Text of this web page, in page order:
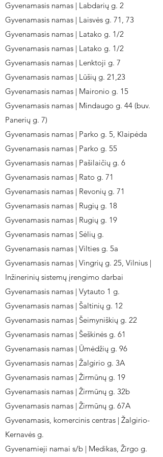
Gyvenamasis namas | Labdarių g. 2
Gyvenamasis namas | Laisvės g. 71, 73
Gyvenamasis namas | Latako g. 1/2
Gyvenamasis namas | Latako g. 1/2
Gyvenamasis namas | Lenktoji g. 7
Gyvenamasis namas | Lūšių g. 21,23
Gyvenamasis namas | Maironio g. 15
Gyvenamasis namas | Mindaugo g. 44 (buv.
Panerių g. 7)
Gyvenamasis namas | Parko g. 5, Klaipėda
Gyvenamasis namas | Parko g. 55
Gyvenamasis namas | Pašilaičių g. 6
Gyvenamasis namas | Rato g. 71
Gyvenamasis namas | Revonių g. 71
Gyvenamasis namas | Rugių g. 18
Gyvenamasis namas | Rugių g. 19
Gyvenamasis namas | Sėlių g.
Gyvenamasis namas | Vilties g. 5a
Gyvenamasis namas | Vingrių g. 25, Vilnius |
Inžinerinių sistemų įrengimo darbai
Gyvenamasis namas | Vytauto 1 g.
Gyvenamasis namas | Šaltinių g. 12
Gyvenamasis namas | Šeimyniškių g. 22
Gyvenamasis namas | Šeškinės g. 61
Gyvenamasis namas | Ūmėdžių g. 96
Gyvenamasis namas | Žalgirio g. 3A
Gyvenamasis namas | Žirmūnų g. 19
Gyvenamasis namas | Žirmūnų g. 32b
Gyvenamasis namas | Žirmūnų g. 67A
Gyvenamasis, komercinis centras | Žalgirio-
Kernavės g.
Gyvenamieji namai s/b | Medikas, Žirgo g.